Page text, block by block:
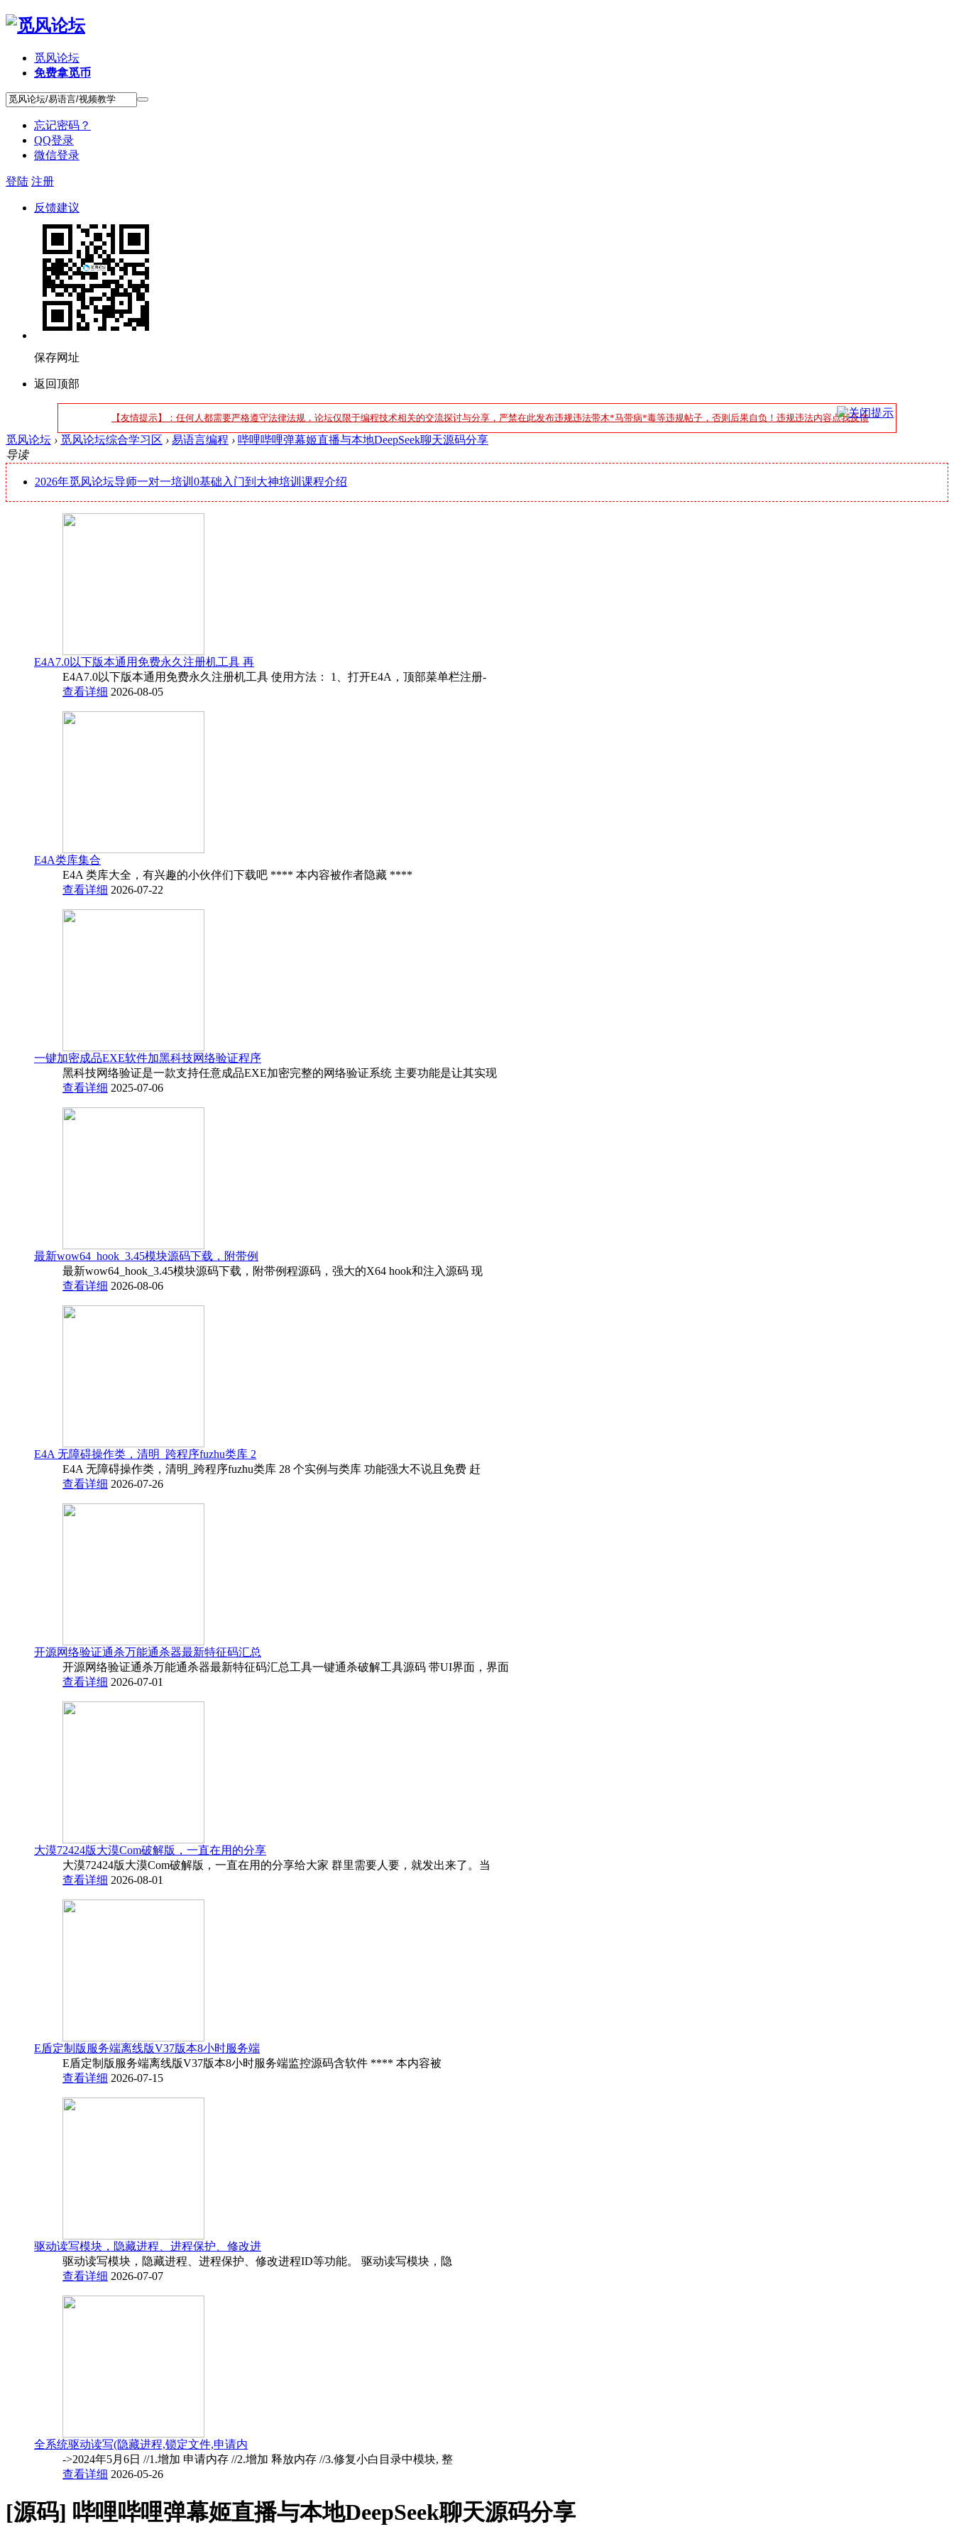
觅风论坛
免费拿觅币
忘记密码？
QQ登录
微信登录
登陆 注册
反馈建议
保存网址
返回顶部
【友情提示】：任何人都需要严格遵守法律法规，论坛仅限于编程技术相关的交流探讨与分享，严禁在此发布违规违法带木*马带病*毒等违规帖子，否则后果自负！违规违法内容点我反馈
觅风论坛 › 觅风论坛综合学习区 › 易语言编程 › 哔哩哔哩弹幕姬直播与本地DeepSeek聊天源码分享
导读
2026年觅风论坛导师一对一培训0基础入门到大神培训课程介绍
E4A7.0以下版本通用免费永久注册机工具 再
E4A7.0以下版本通用免费永久注册机工具 使用方法： 1、打开E4A，顶部菜单栏注册-
查看详细 2026-08-05
E4A类库集合
E4A 类库大全，有兴趣的小伙伴们下载吧 **** 本内容被作者隐藏 ****
查看详细 2026-07-22
一键加密成品EXE软件加黑科技网络验证程序
黑科技网络验证是一款支持任意成品EXE加密完整的网络验证系统 主要功能是让其实现
查看详细 2025-07-06
最新wow64_hook_3.45模块源码下载，附带例
最新wow64_hook_3.45模块源码下载，附带例程源码，强大的X64 hook和注入源码 现
查看详细 2026-08-06
E4A 无障碍操作类，清明_跨程序fuzhu类库 2
E4A 无障碍操作类，清明_跨程序fuzhu类库 28 个实例与类库 功能强大不说且免费 赶
查看详细 2026-07-26
开源网络验证通杀万能通杀器最新特征码汇总
开源网络验证通杀万能通杀器最新特征码汇总工具一键通杀破解工具源码 带UI界面，界面
查看详细 2026-07-01
大漠72424版大漠Com破解版，一直在用的分享
大漠72424版大漠Com破解版，一直在用的分享给大家 群里需要人要，就发出来了。当
查看详细 2026-08-01
E盾定制版服务端离线版V37版本8小时服务端
E盾定制版服务端离线版V37版本8小时服务端监控源码含软件 **** 本内容被
查看详细 2026-07-15
驱动读写模块，隐藏进程、进程保护、修改进
驱动读写模块，隐藏进程、进程保护、修改进程ID等功能。 驱动读写模块，隐
查看详细 2026-07-07
全系统驱动读写(隐藏进程,锁定文件,申请内
->2024年5月6日 //1.增加 申请内存 //2.增加 释放内存 //3.修复小白目录中模块, 整
查看详细 2026-05-26
[源码] 哔哩哔哩弹幕姬直播与本地DeepSeek聊天源码分享